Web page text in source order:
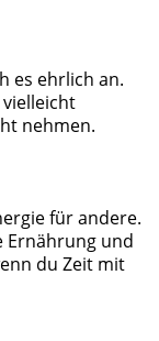
es ehrlich an.
nehmen.
für andere.
Ernährung und
du Zeit mit